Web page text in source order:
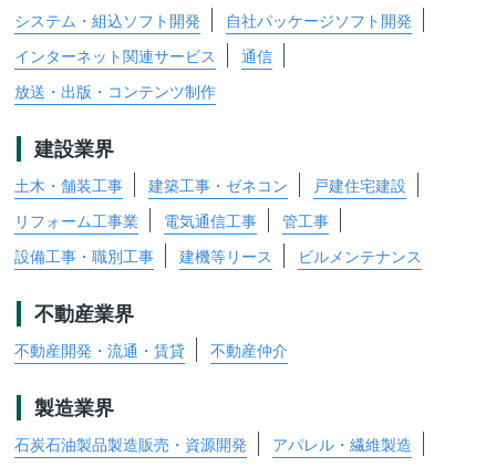
システム・組込ソフト開発
自社パッケージソフト開発
インターネット関連サービス
通信
放送・出版・コンテンツ制作
建設業界
土木・舗装工事 建築工事・ゼネコン
戸建住宅建設
リフォーム工事業
電気通信工事
管工事
設備工事・職別工事
建機等リース ビルメンテナンス
不動産業界
不動産開発・流通・賃貸 不動産仲介
製造業界
石炭石油製品製造販売・資源開発
アパレル・繊維製造